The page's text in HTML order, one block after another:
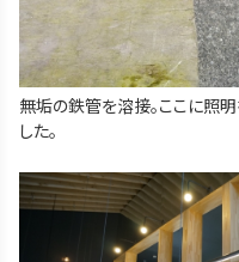
無垢の鉄管を溶接。ここに照
した。